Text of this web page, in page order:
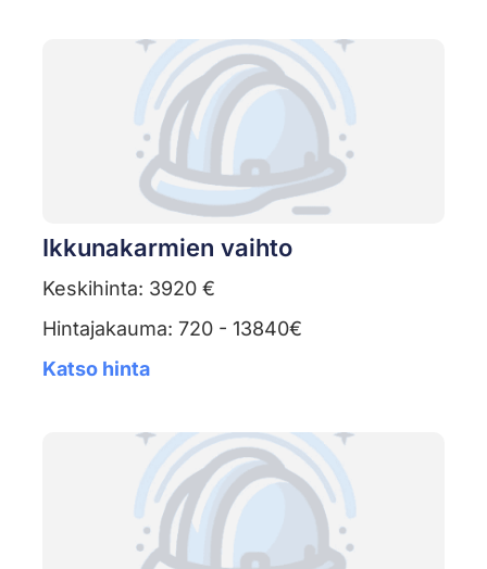
Ikkunakarmien vaihto
Keskihinta: 3920 €
Hintajakauma: 720 - 13840€
Katso hinta